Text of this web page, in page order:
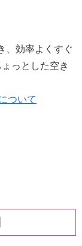
、効率よくすぐ
っとした空き
ついて